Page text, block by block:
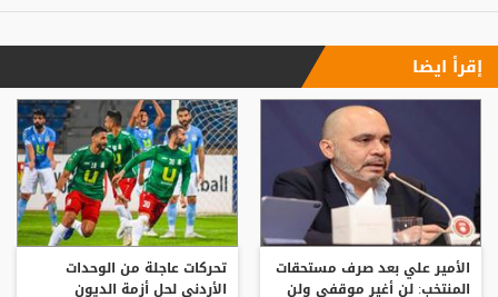
إقرأ ايضا
الأمير علي بعد صرف مستحقات
المنتخب: لن أغير موقفي ولن
تحركات عاجلة من الوحدات
الأردني لحل أزمة الديون